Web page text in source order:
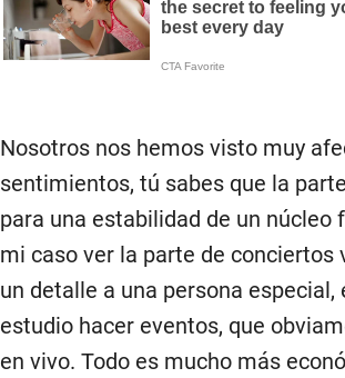
Nosotros nos hemos visto muy
sentimientos, tú sabes que la
para una estabilidad de un
mi caso ver la parte de
un detalle a una persona
estudio hacer eventos, que
en vivo. Todo es mucho más